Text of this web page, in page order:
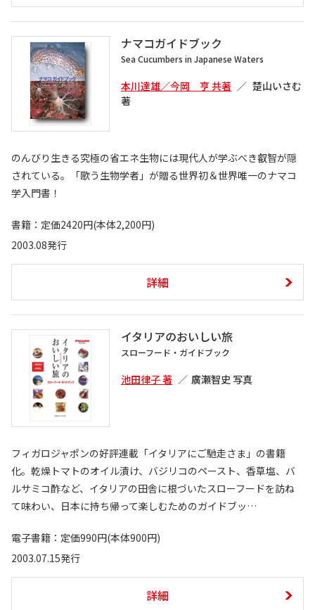
ナマコガイドブック
Sea Cucumbers in Japanese Waters
本川達雄／今岡 亨 共著
楚山いさむ
著
のんびり生きる究極の省エネ生物には現代人が学ぶべき叡智が隠
されている。「歌う生物学者」が贈る世界初＆世界唯一のナマコ
学入門書！
書籍：定価2420円(本体2,200円)
2003.08発行
詳細
イタリアのおいしい旅
スローフード・ガイドブック
池田律子 著 廣瀬智史 写真
フィガロジャポンの好評連載「イタリアにご馳走さま」の書籍
化。乾燥トマトのオイル漬け、バジリコのペースト、香草塩、バ
ルサミコ酢など、イタリアの田舎に根づいたスローフードを訪ね
て味わい、日本に持ち帰って楽しむためのガイドブッ…
電子書籍：定価990円(本体900円)
2003.07.15発行
詳細